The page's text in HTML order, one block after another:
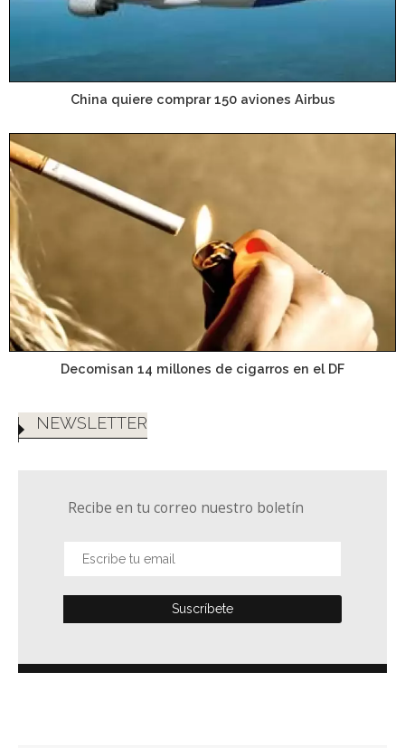
China quiere comprar 150 aviones Airbus
Decomisan 14 millones de cigarros en el DF
NEWSLETTER
Recibe en tu correo nuestro boletín